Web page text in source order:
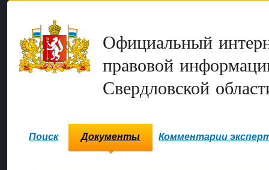
Официальный
правовой
Свердловской
Поиск Документы Комментарии